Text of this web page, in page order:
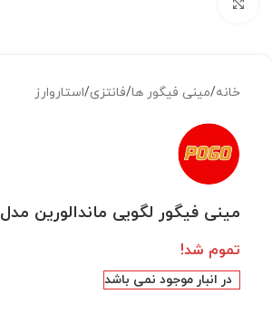
خانه/مینی فیگور ها/فانتزی/استاروارز
مینی فیگور لگویی ماندالورین مدل PG2235
تموم شد!
در انبار موجود نمی باشد